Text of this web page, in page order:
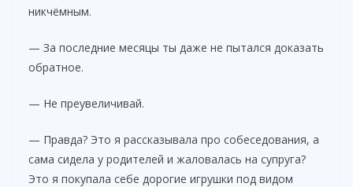
никчёмным.
— За последние месяцы ты даже не пытался доказать
обратное.
— Не преувеличивай.
— Правда? Это я рассказывала про собеседования, а
сама сидела у родителей и жаловалась на супруга?
Это я покупала себе дорогие игрушки под видом